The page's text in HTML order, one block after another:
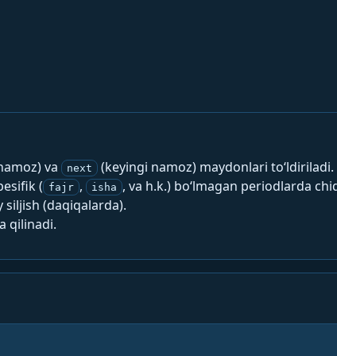
va next (keyingi namoz) maydonlari to‘ldiriladi.
( fajr , isha , va h.k.) bo‘lmagan periodlarda
(daqiqalarda).
qilinadi.